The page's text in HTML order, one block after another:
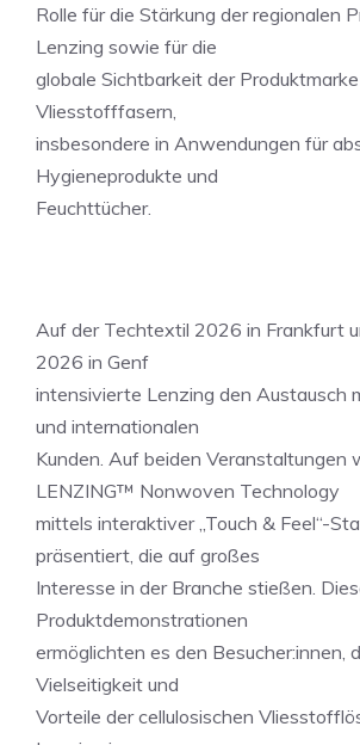
Rolle für die Stärkung der regionalen
Lenzing sowie für die
globale Sichtbarkeit der
Vliesstofffasern,
insbesondere in Anwendungen für
Hygieneprodukte und
Feuchttücher.
Auf der Techtextil 2026 in Frankfurt
2026 in Genf
intensivierte Lenzing den Austausch
und internationalen
Kunden. Auf beiden Veranstaltungen
LENZING™ Nonwoven Technology
mittels interaktiver „Touch & Feel“-
präsentiert, die auf großes
Interesse in der Branche stießen.
Produktdemonstrationen
ermöglichten es den Besucher:innen,
Vielseitigkeit und
Vorteile der cellulosischen